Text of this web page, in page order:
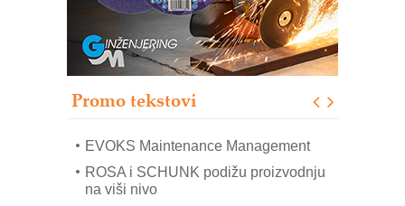
Promo tekstovi
RMQ-TITAN ADVANCED INDICATOR
– Pametna signalizacija za efikasnije
upravljanje mašinama
Sigurnije ispitivanje transformatora u
solarnim elektranama i vetroparkovima
EVOKS Maintenance Management
ROSA i SCHUNK podižu proizvodnju
na viši nivo